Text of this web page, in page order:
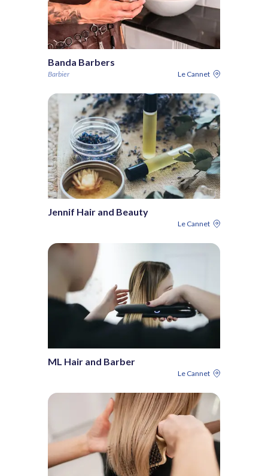
Banda Barbers
Barbier Le Cannet
Jennif Hair and Beauty
Le Cannet
ML Hair and Barber
Le Cannet